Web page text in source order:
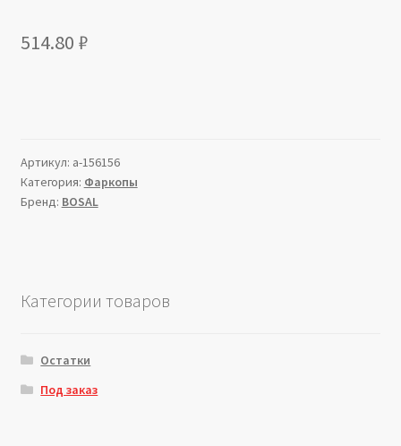
514.80 ₽
Артикул: a-156156
Категория: Фаркопы
Бренд: BOSAL
Категории товаров
Остатки
Под заказ